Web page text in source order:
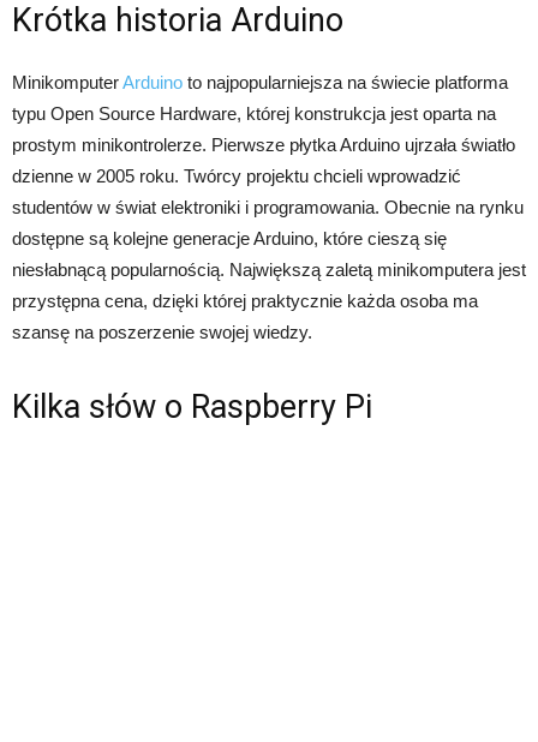
Krótka historia Arduino
MinikomputerArduino to najpopularniejsza na świecie platforma
typu Open Source Hardware, której konstrukcja jest oparta na
prostym minikontrolerze. Pierwsze płytka Arduino ujrzała światło
dzienne w 2005 roku. Twórcy projektu chcieli wprowadzić
studentów w świat elektroniki i programowania. Obecnie na rynku
dostępne są kolejne generacje Arduino, które cieszą się
niesłabnącą popularnością. Największą zaletą minikomputera jest
przystępna cena, dzięki której praktycznie każda osoba ma
szansę na poszerzenie swojej wiedzy.
Kilka słów o Raspberry Pi